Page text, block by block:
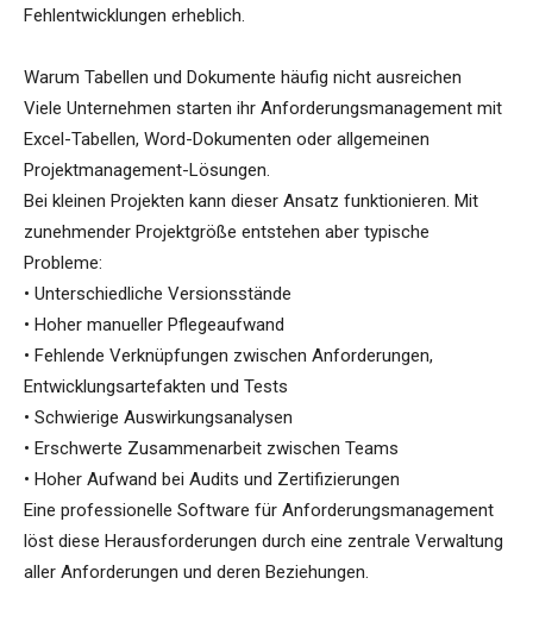
Fehlentwicklungen erheblich.
Warum Tabellen und Dokumente häufig nicht ausreichen
Viele Unternehmen starten ihr Anforderungsmanagement mit
Excel-Tabellen, Word-Dokumenten oder allgemeinen
Projektmanagement-Lösungen.
Bei kleinen Projekten kann dieser Ansatz funktionieren. Mit
zunehmender Projektgröße entstehen aber typische
Probleme:
• Unterschiedliche Versionsstände
• Hoher manueller Pflegeaufwand
• Fehlende Verknüpfungen zwischen Anforderungen,
Entwicklungsartefakten und Tests
• Schwierige Auswirkungsanalysen
• Erschwerte Zusammenarbeit zwischen Teams
• Hoher Aufwand bei Audits und Zertifizierungen
Eine professionelle Software für Anforderungsmanagement
löst diese Herausforderungen durch eine zentrale Verwaltung
aller Anforderungen und deren Beziehungen.